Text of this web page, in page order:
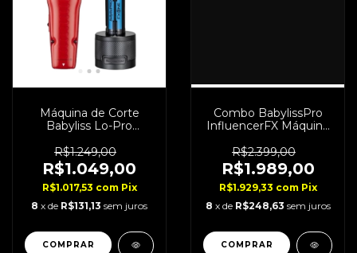
Máquina de Corte
Babyliss Lo-Pro
R$1.249,00
R$1.049,00
R$1.017,53 com Pix
8 x de R$131,13 sem juros
Combo BabylissPro
InfluencerFX Máquina
Acabamento Los Cut
It
R$2.399,00
R$1.989,00
R$1.929,33 com Pix
8 x de R$248,63 sem juros